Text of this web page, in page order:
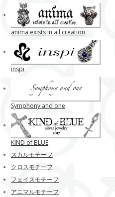
anima exists in all creation
inspi
Symphony and one
KIND of BLUE
スカルモチーフ
クロスモチーフ
フェイスモチーフ
アニマルモチーフ